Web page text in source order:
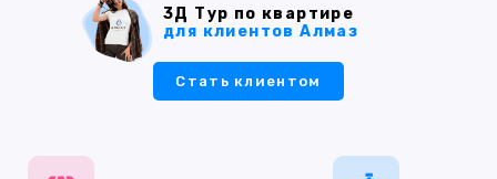
3Д Тур по квартире
для клиентов Алмаз
Стать клиентом